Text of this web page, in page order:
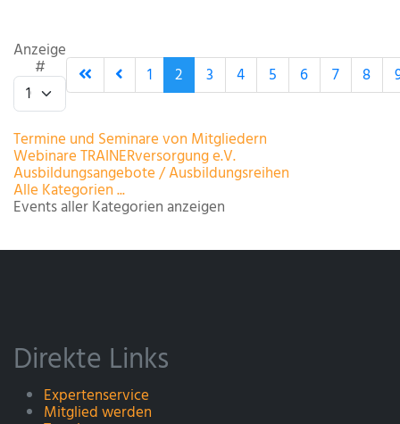
Limite der Paginierungsliste
Anzeige
# 1 2 3 4 5 6 7 8
Termine und Seminare von Mitgliedern
Webinare TRAINERversorgung e.V.
Ausbildungsangebote / Ausbildungsreihen
Alle Kategorien ...
Events aller Kategorien anzeigen
Direkte Links
Expertenservice
Mitglied werden